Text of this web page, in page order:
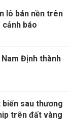
lô bán nền trên
báo
Định thành
sau thương
trên đất vàng